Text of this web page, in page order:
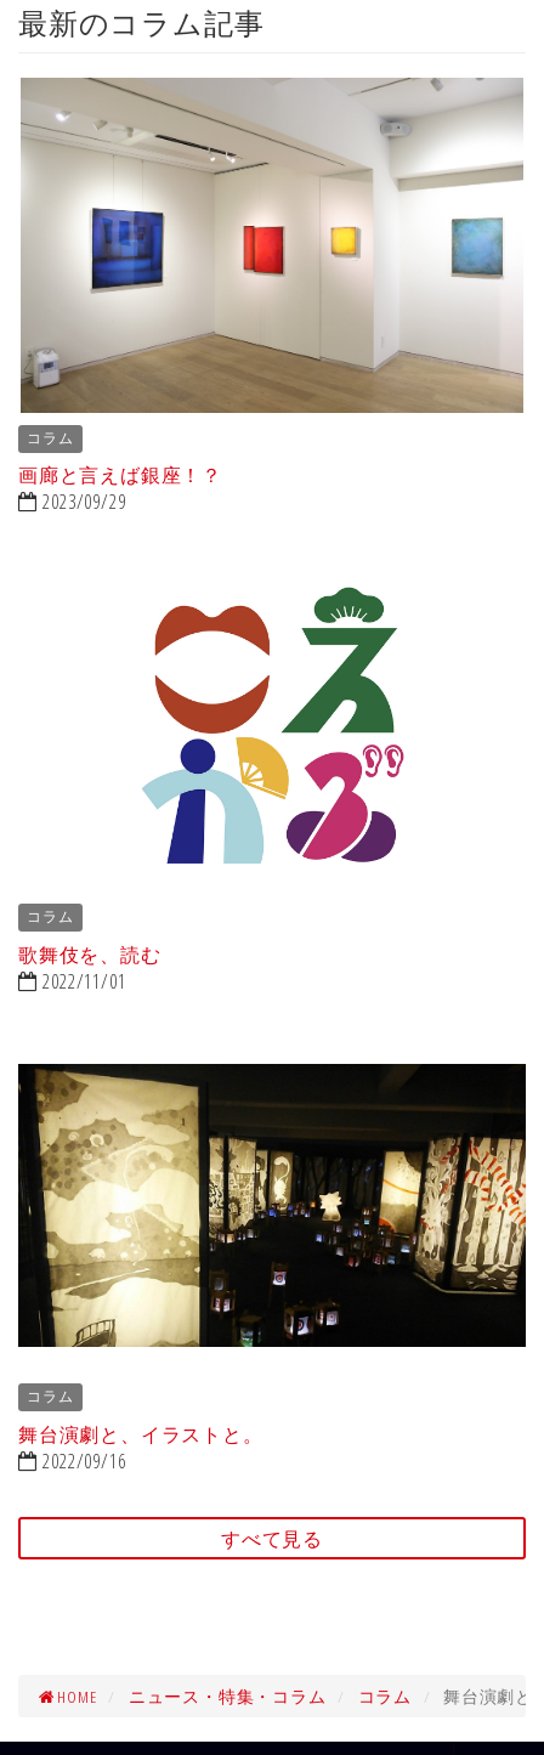
最新のコラム記事
コラム
画廊と言えば銀座！？
2023/09/29
コラム
歌舞伎を、読む
2022/11/01
コラム
舞台演劇と、イラストと。
2022/09/16
すべて見る
HOME ニュース・特集・コラム コラム 舞台演劇と